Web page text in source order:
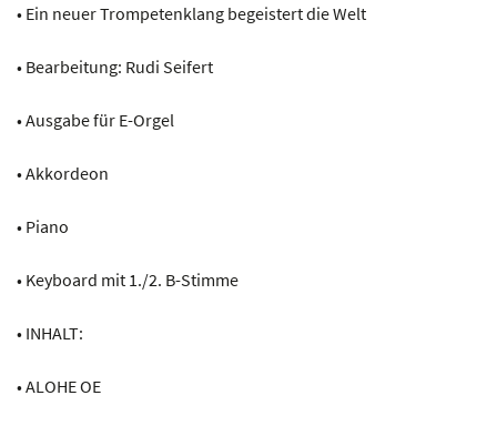
• Ein neuer Trompetenklang begeistert die Welt
• Bearbeitung: Rudi Seifert
• Ausgabe für E-Orgel
• Akkordeon
• Piano
• Keyboard mit 1./2. B-Stimme
• INHALT:
• ALOHE OE